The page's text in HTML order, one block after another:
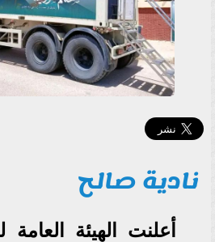
نادية صالح
أعلنت الهيئة العامة